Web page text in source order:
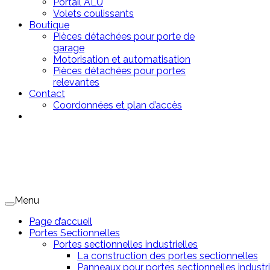
Volets coulissants
Boutique
Pièces détachées pour porte de
garage
Motorisation et automatisation
Pièces détachées pour portes
relevantes
Contact
Coordonnées et plan d’accès
Menu
Page d’accueil
Portes Sectionnelles
Portes sectionnelles industrielles
La construction des portes sectionnelles
Panneaux pour portes sectionnelles